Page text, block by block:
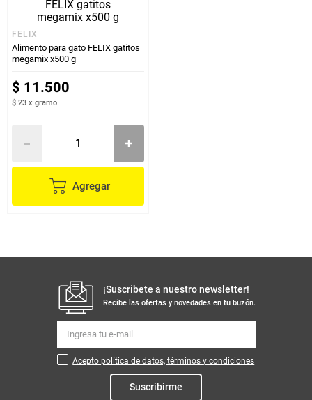
FELIX
Alimento para gato FELIX gatitos
megamix x500 g
$ 11.500
$ 23 x gramo
Agregar
¡Suscribete a nuestro newsletter!
Recibe las ofertas y novedades en tu buzón.
Acepto política de datos, términos y condiciones
Suscribirme